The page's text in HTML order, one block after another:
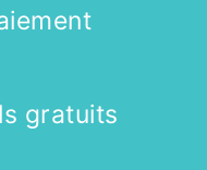
Pose, dépose
gratuits